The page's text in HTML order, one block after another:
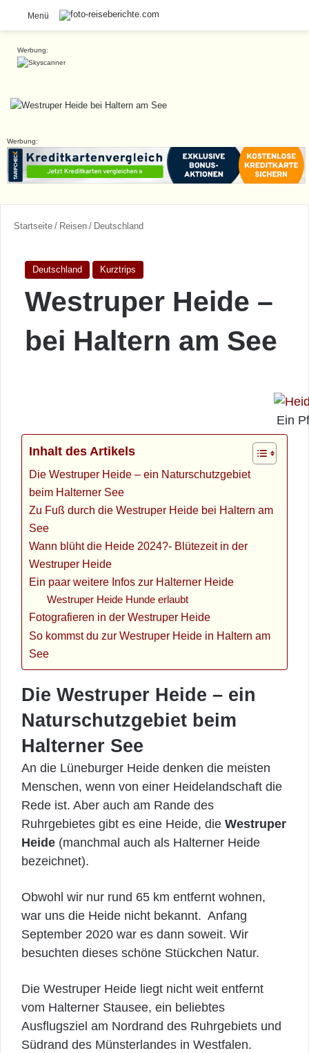
Menü
Werbung:
Werbung:
Startseite / Reisen / Deutschland
Deutschland Kurztrips
Westruper Heide –
bei Haltern am See
Ein
Inhalt des Artikels
Die Westruper Heide – ein Naturschutzgebiet
beim Halterner See
Zu Fuß durch die Westruper Heide bei Haltern am
See
Wann blüht die Heide 2024?- Blütezeit in der
Westruper Heide
Ein paar weitere Infos zur Halterner Heide
Westruper Heide Hunde erlaubt
Fotografieren in der Westruper Heide
So kommst du zur Westruper Heide in Haltern am
See
Die Westruper Heide – ein
Naturschutzgebiet beim
Halterner See
An die Lüneburger Heide denken die meisten
Menschen, wenn von einer Heidelandschaft die
Rede ist. Aber auch am Rande des
Ruhrgebietes gibt es eine Heide, die Westruper
Heide (manchmal auch als Halterner Heide
bezeichnet).
Obwohl wir nur rund 65 km entfernt wohnen,
war uns die Heide nicht bekannt. Anfang
September 2020 war es dann soweit. Wir
besuchten dieses schöne Stückchen Natur.
Die Westruper Heide liegt nicht weit entfernt
vom Halterner Stausee, ein beliebtes
Ausflugsziel am Nordrand des Ruhrgebiets und
Südrand des Münsterlandes in Westfalen.